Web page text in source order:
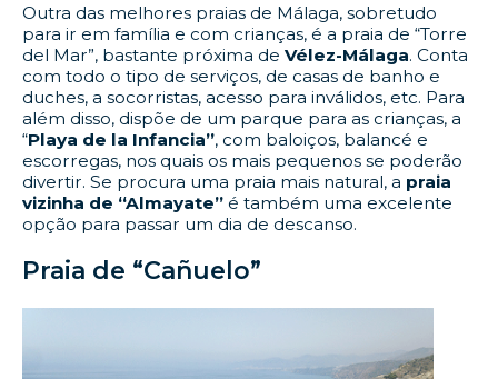
Outra das melhores praias de Málaga, sobretudo
para ir em família e com crianças, é a praia de “Torre
del Mar”, bastante próxima de Vélez-Málaga. Conta
com todo o tipo de serviços, de casas de banho e
duches, a socorristas, acesso para inválidos, etc. Para
além disso, dispõe de um parque para as crianças, a
“Playa de la Infancia”, com baloiços, balancé e
escorregas, nos quais os mais pequenos se poderão
divertir. Se procura uma praia mais natural, a praia
vizinha de “Almayate” é também uma excelente
opção para passar um dia de descanso.
Praia de “Cañuelo”